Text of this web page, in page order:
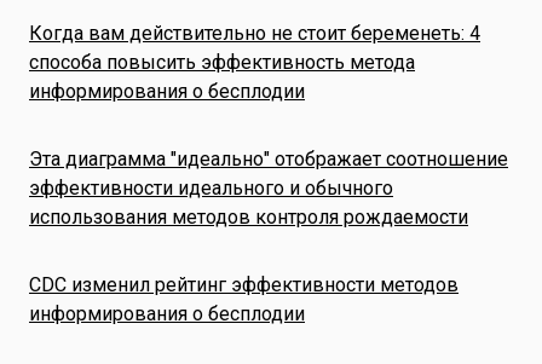
Когда вам действительно не стоит беременеть: 4
способа повысить эффективность метода
информирования о бесплодии
Эта диаграмма "идеально" отображает соотношение
эффективности идеального и обычного
использования методов контроля рождаемости
CDC изменил рейтинг эффективности методов
информирования о бесплодии